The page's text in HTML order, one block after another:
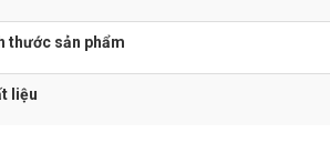
thước sản phẩm
liệu